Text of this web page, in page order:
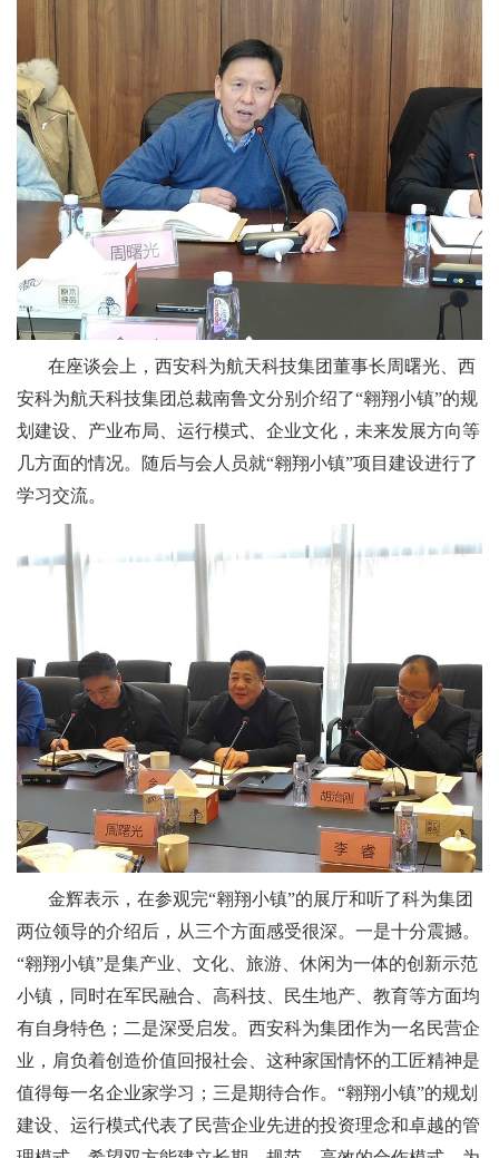
在座谈会上，西安科为航天科技集团董事长周曙光、西
安科为航天科技集团总裁南鲁文分别介绍了“翱翔小镇”的规
划建设、产业布局、运行模式、企业文化，未来发展方向等
几方面的情况。随后与会人员就“翱翔小镇”项目建设进行了
学习交流。
金辉表示，在参观完“翱翔小镇”的展厅和听了科为集团
两位领导的介绍后，从三个方面感受很深。一是十分震撼。
“翱翔小镇”是集产业、文化、旅游、休闲为一体的创新示范
小镇，同时在军民融合、高科技、民生地产、教育等方面均
有自身特色；二是深受启发。西安科为集团作为一名民营企
业，肩负着创造价值回报社会、这种家国情怀的工匠精神是
值得每一名企业家学习；三是期待合作。“翱翔小镇”的规划
建设、运行模式代表了民营企业先进的投资理念和卓越的管